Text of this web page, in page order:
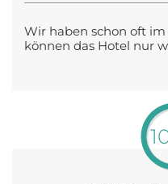
Wir haben schon oft
können das Hotel nur